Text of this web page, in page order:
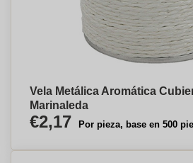
Vela Metálica Aromática
Marinaleda
€2,17 Por pieza, base en 500